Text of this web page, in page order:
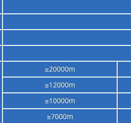
≥20000m
≥12000m
≥10000m
≥7000m